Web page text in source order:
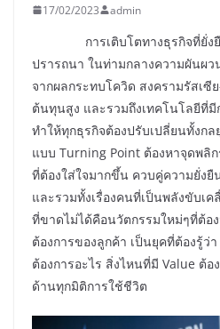
17/02/2023 admin
การเติบโตทางธุรกิจที่ยั่งยืน
ปรารถนา ในท่ามกลางความผันผ
จากผลกระทบโควิด สงครามรัสเซี
ต้นทุนสูง และรวมถึงเทคโนโลยีที่
ทำให้ทุกธุรกิจต้องปรับเปลี่ยนทั้งก
แบบ Turning Point ต้องหาจุดพลิ
ที่ต้องใส่ใจมากขึ้น ควบคู่ความยั่งยื
และรวมทั้งเรื่องคนที่เป็นพลังขับเ
ที่ขาดไม่ได้คือนวัตกรรมใหม่ๆที่ต้อ
ต้องการของลูกค้า เป็นยุคที่ต้องรู้ว่
ต้องการอะไร สิ่งไหนที่มี Value ต้
ด้านทุกมิติการใช้ชีวิต